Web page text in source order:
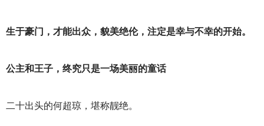
生于豪门，才能出众，貌美绝伦，注定是幸与不幸的开始。
公主和王子，终究只是一场美丽的童话
二十出头的何超琼，堪称靓绝。